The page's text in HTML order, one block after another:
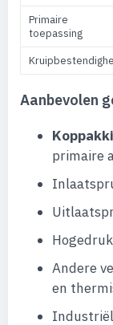
Primaire
toepassing
Aanbevolen
primaire
Andere
en